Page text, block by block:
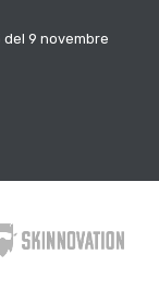
9 novembre